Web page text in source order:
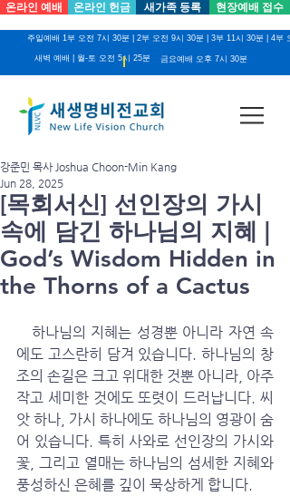
온라인 예배 온라인 헌금 새가족 등록 현장예배 접수
새벽 예배 | 월-토 오전 5시 25분
주일예배 1부 오전 7시 30분 | 2부 오전 9시 30분 | 3부 11시 30분 | 4부
금요예배 오후 7시 30분
[목회서신] 선인장의 가시
속에 담긴 하나님의 지혜 |
God’s Wisdom Hidden in
the Thorns of a Cactus
강준민 목사 Joshua Choon-Min Kang
Jun 28, 2025
하나님의 지혜는 성경뿐 아니라 자연 속
에도 고스란히 담겨 있습니다. 하나님의 창
조의 손길은 크고 위대한 것뿐 아니라, 아주
작고 세미한 것에도 또렷이 드러납니다. 씨
앗 하나, 가시 하나에도 하나님의 영광이 숨
어 있습니다. 특히 사와로 선인장의 가시와
꽃, 그리고 열매는 하나님의 섬세한 지혜와
풍성하신 은혜를 깊이 묵상하게 합니다.